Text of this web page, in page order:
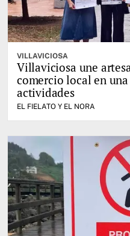
VILLAVICIOSA
Villaviciosa une
comercio local en
actividades
EL FIELATO Y EL NORA